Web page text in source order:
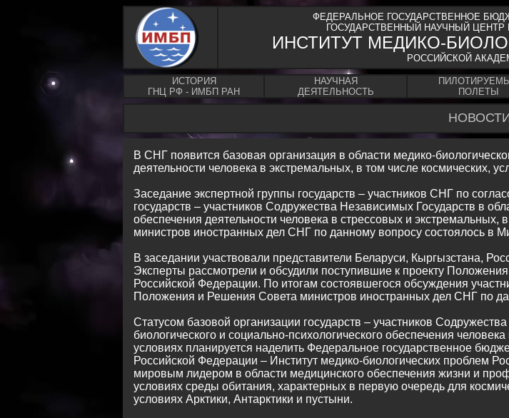
ФЕДЕРАЛЬНОЕ ГОСУДАРСТВЕННОЕ
ГОСУДАРСТВЕННЫЙ НАУЧНЫЙ
ИНСТИТУТ МЕДИКО-
РОССИЙСКОЙ
ИСТОРИЯ
ГНЦ РФ - ИМБП РАН
НАУЧНАЯ
ДЕЯТЕЛЬНОСТЬ
ПОЛЕТЫ
В СНГ появится базовая организация в области медико-
деятельности человека в экстремальных, в том числе космических,
Заседание экспертной группы государств – участников СНГ по
государств – участников Содружества Независимых Государств в
обеспечения деятельности человека в стрессовых и
министров иностранных дел СНГ по данному вопросу состоялось в
В заседании участвовали представители Беларуси, Кыргызстана,
Эксперты рассмотрели и обсудили поступившие к проекту
Российской Федерации. По итогам состоявшегося обсуждения
Положения и Решения Совета министров иностранных дел СНГ по
Статусом базовой организации государств – участников
биологического и социально-психологического обеспечения
условиях планируется наделить Федеральное государственное
Российской Федерации – Институт медико-биологических проблем
мировым лидером в области медицинского обеспечения жизни и
условиях среды обитания, характерных в первую очередь для
условиях Арктики, Антарктики и пустыни.